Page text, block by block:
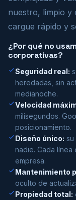
nuestro, limpio y
cargue rápido y
¿Por qué no
corporativas?
Seguridad real:
heredadas, sin
medianoche.
Velocidad
milisegundos.
posicionamiento.
Diseño único: su
nadie. Cada
empresa.
Mantenimiento
oculto de
Propiedad total: